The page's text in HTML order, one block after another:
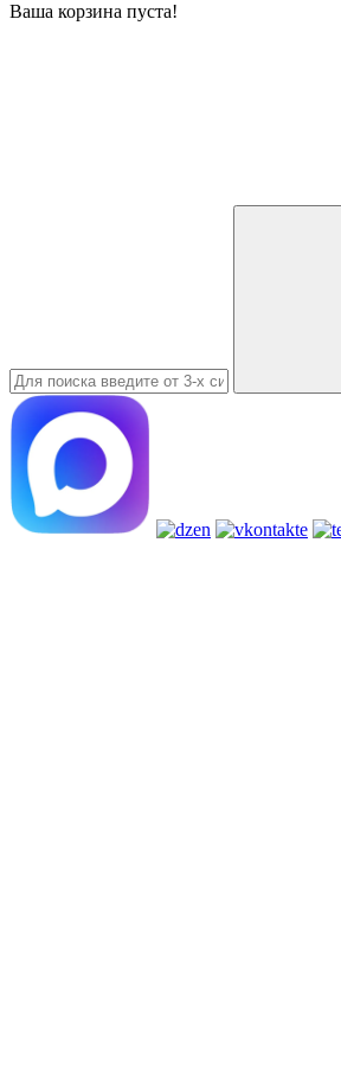
Ваша корзина пуста!